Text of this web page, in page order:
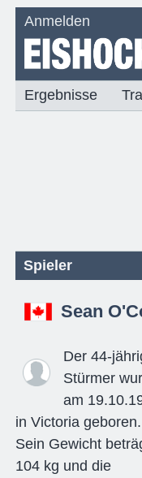
Anmelden
Ergebnisse
Spieler
Sean
Der 44-
Stürmer
am
in Victoria geboren.
Sein Gewicht
104 kg und die